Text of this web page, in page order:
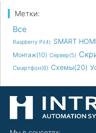
Метки:
Все
Raspberry Pi(4) SMART
Монтаж(10) Сервер(5)
Смартфон(6) Схемы(20)